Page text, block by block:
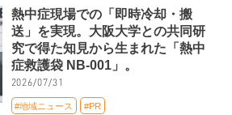
熱中症現場での「即時冷却・搬
送」を実現。大阪大学との共同研
究で得た知見から生まれた「熱中
症救護袋 NB-001」。
2026/07/31
#地域ニュース #PR